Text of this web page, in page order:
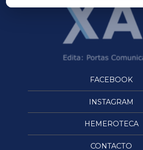
FACEBOOK
INSTAGRAM
HEMEROTECA
CONTACTO